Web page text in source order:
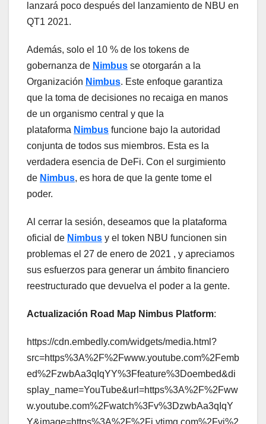
lanzará poco después del lanzamiento de NBU en
QT1 2021.
Además, solo el 10 % de los tokens de
gobernanza de Nimbus se otorgarán a la
Organización Nimbus. Este enfoque garantiza
que la toma de decisiones no recaiga en manos
de un organismo central y que la
plataforma Nimbus funcione bajo la autoridad
conjunta de todos sus miembros. Esta es la
verdadera esencia de DeFi. Con el surgimiento
de Nimbus, es hora de que la gente tome el
poder.
Al cerrar la sesión, deseamos que la plataforma
oficial de Nimbus y el token NBU funcionen sin
problemas el 27 de enero de 2021 , y apreciamos
sus esfuerzos para generar un ámbito financiero
reestructurado que devuelva el poder a la gente.
Actualización Road Map Nimbus Platform:
https://cdn.embedly.com/widgets/media.html?
src=https%3A%2F%2Fwww.youtube.com%2Femb
ed%2FzwbAa3qIqYY%3Ffeature%3Doembed&di
splay_name=YouTube&url=https%3A%2F%2Fww
w.youtube.com%2Fwatch%3Fv%3DzwbAa3qIqY